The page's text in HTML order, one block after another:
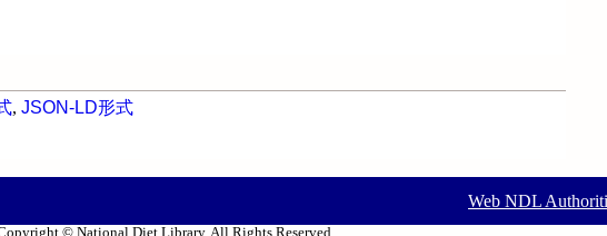
, JSON-LD形式
Web NDL